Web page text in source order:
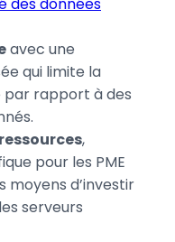
des données
avec une
qui limite la
rapport à des
,
pour les PME
moyens d’investir
serveurs